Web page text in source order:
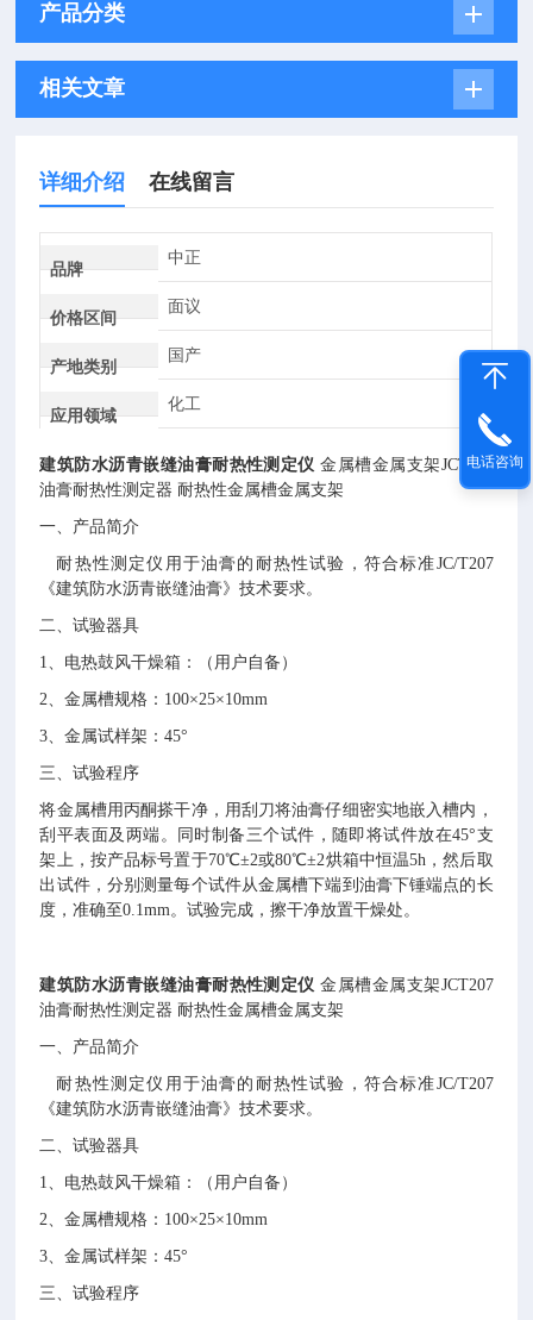
产品分类
相关文章
详细介绍 在线留言
品牌
中正
价格区间
面议
产地类别
国产
应用领域
化工
建筑防水沥青嵌缝油膏耐热性测定仪 金属槽金属支架JCT207
油膏耐热性测定器 耐热性金属槽金属支架
一、 产品简介
耐热性测定仪用于油膏的耐热性试验，符合标准JC/T207
《建筑防水沥青嵌缝油膏》技术要求。
二、试验器具
1、电热鼓风干燥箱：（用户自备）
2、金属槽规格 ： 100×25×10mm
3、金属试样架：45°
三、试验程序
将金属槽用丙酮搽干净，用刮刀将油膏仔细密实地嵌入槽内，
刮平表面及两端。同时制备三个试件，随即将试件放在45°支
架上，按产品标号置于70℃±2或80℃±2烘箱中恒温5h，然后取
出试件，分别测量每个试件从金属槽下端到油膏下锤端点的长
度，准确至0.1mm。试验完成，擦干净放置干燥处。
建筑防水沥青嵌缝油膏耐热性测定仪 金属槽金属支架JCT207
油膏耐热性测定器 耐热性金属槽金属支架
一、 产品简介
耐热性测定仪用于油膏的耐热性试验，符合标准JC/T207
《建筑防水沥青嵌缝油膏》技术要求。
二、试验器具
1、电热鼓风干燥箱：（用户自备）
2、金属槽规格 ： 100×25×10mm
3、金属试样架：45°
三、试验程序
电话咨询